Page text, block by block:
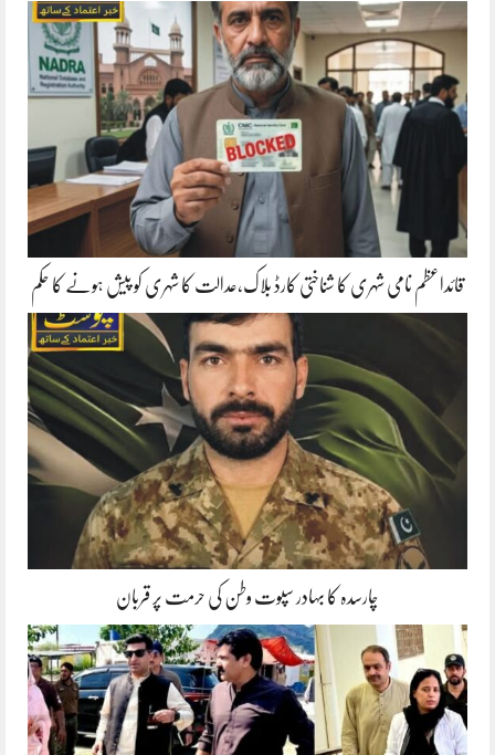
قائداعظم نامی شہری کا شناختی کارڈ بلاک،عدالت کا شہری کو پیش ہونے کا حکم
چارسدہ کا بہادر سپوت وطن کی حرمت پر قربان